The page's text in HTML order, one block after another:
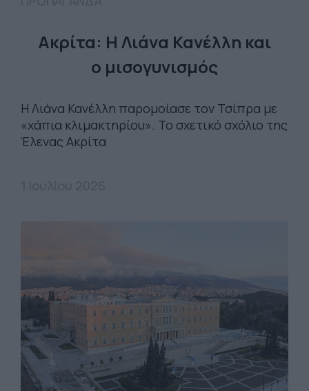
Ακρίτα: Η Λιάνα Κανέλλη και
ο μισογυνισμός
Η Λιάνα Κανέλλη παρομοίασε τον Τσίπρα με
«χάπια κλιμακτηρίου». Το σχετικό σχόλιο της
Έλενας Ακρίτα